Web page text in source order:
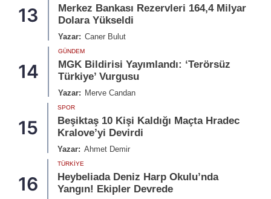
13
Merkez Bankası Rezervleri 164,4 Milyar
Dolara Yükseldi
Yazar: Caner Bulut
14
GÜNDEM
MGK Bildirisi Yayımlandı: ‘Terörsüz
Türkiye’ Vurgusu
Yazar: Merve Candan
15
SPOR
Beşiktaş 10 Kişi Kaldığı Maçta Hradec
Kralove’yi Devirdi
Yazar: Ahmet Demir
16
TÜRKIYE
Heybeliada Deniz Harp Okulu’nda
Yangın! Ekipler Devrede